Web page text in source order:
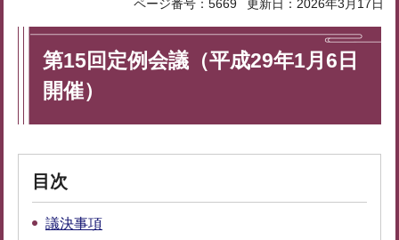
ページ番号：5669 更新日：2026年3月17日
第15回定例会議（平成29年1月6日
開催）
目次
議決事項